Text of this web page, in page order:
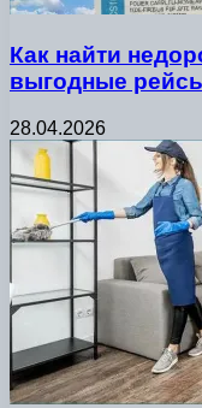
Как найти
выгодные
28.04.2026